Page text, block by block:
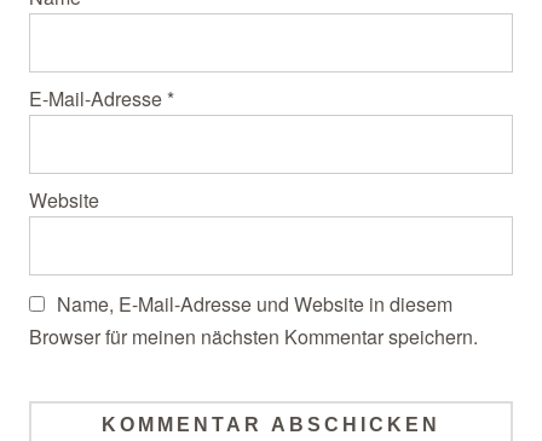
E-Mail-Adresse *
Website
Name, E-Mail-Adresse und Website in diesem
Browser für meinen nächsten Kommentar speichern.